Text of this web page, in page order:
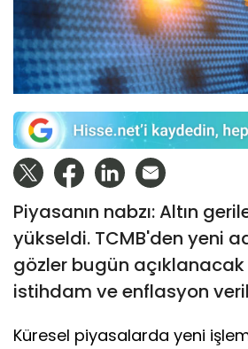
Piyasanın nabzı: Altın
yükseldi. TCMB'den yeni
gözler bugün açıklanacak
istihdam ve enflasyon
Küresel piyasalarda yeni